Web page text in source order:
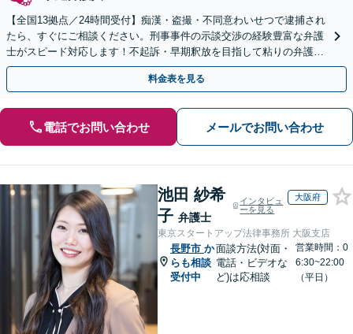
【全国13拠点／24時間受付】痴漢・盗撮・不同意わいせつで逮捕され
たら、すぐにご相談ください。刑事事件の示談交渉の経験豊富な弁護
士がスピード対応します！不起訴・早期釈放を目指して粘りの弁護活
動を行います。
料金表を見る
電話でお問い合わせ メールでお問い合わせ
池田 紗希
子 弁護士
インタビュ
ーを見る
大阪府
東京スタートアップ法律事務所 大阪支店
長野市 か
らも相談
受付中
面談方法(対面・
電話・ビデオな
ど)は応相談
営業時間：0
6:30~22:00
（平日）